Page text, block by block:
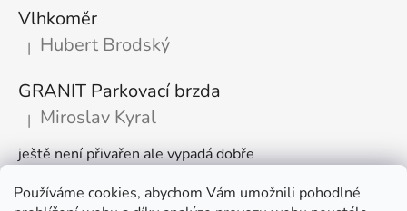
Používáme cookies, abychom Vám umožnili pohodlné
Vlhkoměr
Hodnocení produktu je 5 z 5 hvězdiček.
| Hubert Brodský
GRANIT Parkovací brzda
Hodnocení produktu je 5 z 5 hvězdiček.
| Miroslav Kyral
ještě není přivařen ale vypadá dobře